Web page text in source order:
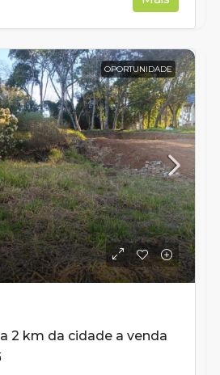
OPORTUNIDADE
2 km da cidade a venda